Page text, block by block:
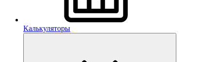
Калькуляторы